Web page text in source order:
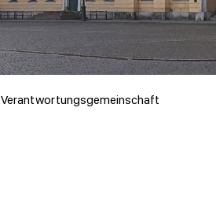
Verantwortungsgemeinschaft